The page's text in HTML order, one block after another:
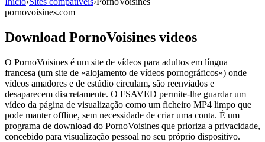
pornovoisines.com
Download PornoVoisines videos
O PornoVoisines é um site de vídeos para adultos em língua
francesa (um site de «alojamento de vídeos pornográficos») onde
vídeos amadores e de estúdio circulam, são reenviados e
desaparecem discretamente. O FSAVED permite-lhe guardar um
vídeo da página de visualização como um ficheiro MP4 limpo que
pode manter offline, sem necessidade de criar uma conta. É um
programa de download do PornoVoisines que prioriza a privacidade,
concebido para visualização pessoal no seu próprio dispositivo.